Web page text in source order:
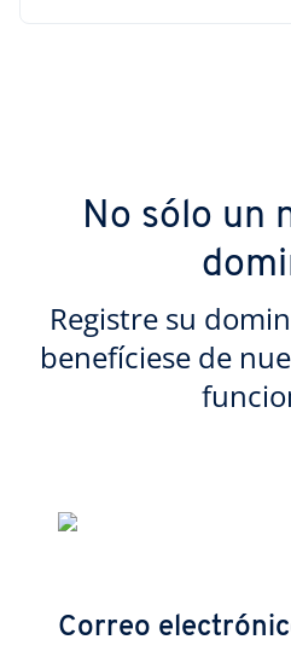
No sólo un
Registre su
benefíciese de
Correo